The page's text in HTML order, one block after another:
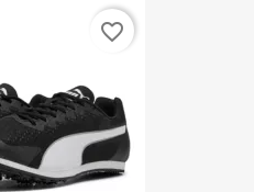
favorite_border